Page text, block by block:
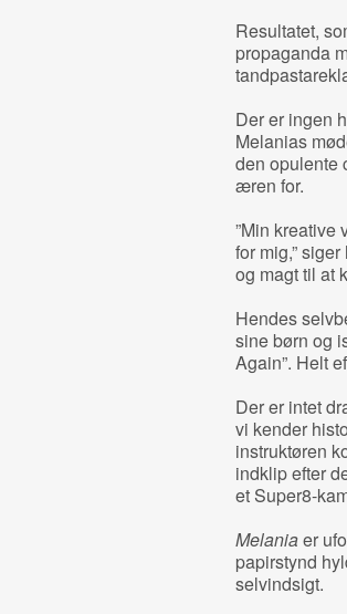
Resultatet,
propaganda
Der er ingen
Melanias
den opulente
æren for.
”Min kreative
for mig,”
og magt til at
Hendes
sine børn og
Again”. Helt
Der er intet
vi kender
instruktøren
indklip efter
et Super8-
Melaniaer
papirstynd
selvindsigt.